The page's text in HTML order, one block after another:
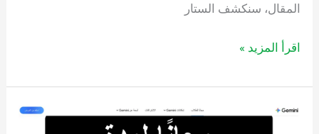
المقال، سنكشف الستار
اقرأ المزيد »
اشتراك